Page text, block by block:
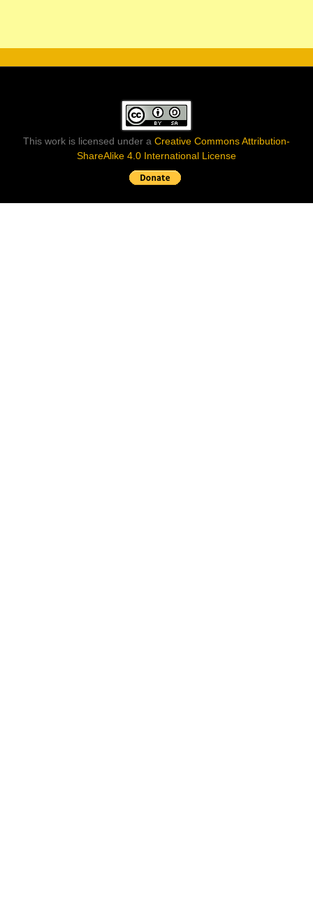
This work is licensed under a Creative Commons Attribution-
ShareAlike 4.0 International License